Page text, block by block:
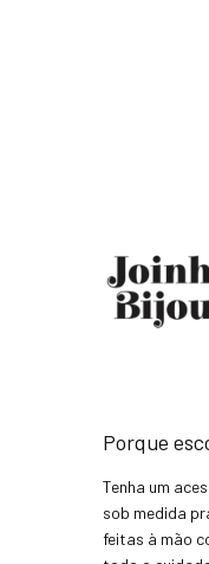
Porque
Tenha um
sob medida
feitas à mão